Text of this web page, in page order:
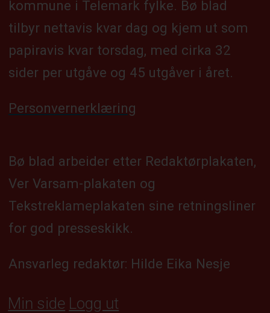
kommune i Telemark fylke. Bø blad
tilbyr nettavis kvar dag og kjem ut som
papiravis kvar torsdag, med cirka 32
sider per utgåve og 45 utgåver i året.
Personvernerklæring
Bø blad arbeider etter Redaktørplakaten,
Ver Varsam-plakaten og
Tekstreklameplakaten sine retningsliner
for god presseskikk.
Ansvarleg redaktør: Hilde Eika Nesje
Min side Logg ut